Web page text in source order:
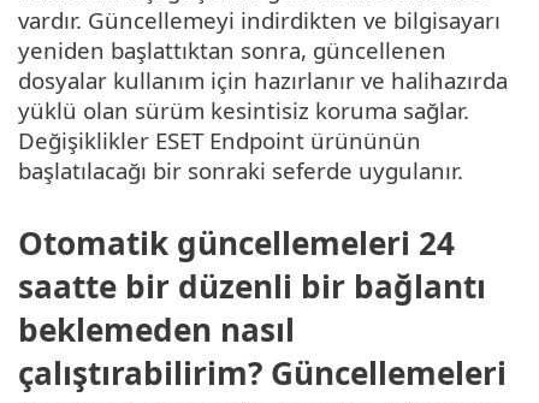
vardır. Güncellemeyi indirdikten ve bilgisayarı
yeniden başlattıktan sonra, güncellenen
dosyalar kullanım için hazırlanır ve halihazırda
yüklü olan sürüm kesintisiz koruma sağlar.
Değişiklikler ESET Endpoint ürününün
başlatılacağı bir sonraki seferde uygulanır.
Otomatik güncellemeleri 24
saatte bir düzenli bir bağlantı
beklemeden nasıl
çalıştırabilirim? Güncellemeleri